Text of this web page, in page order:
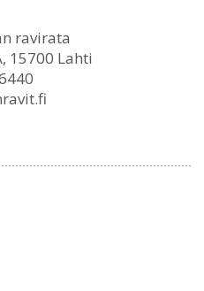
ravirata
15700 Lahti